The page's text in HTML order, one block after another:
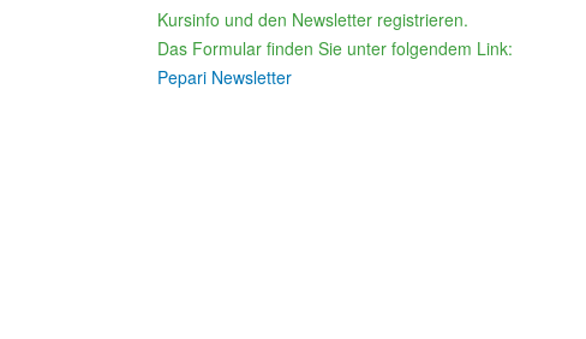
Kursinfo und den Newsletter registrieren.
Das Formular finden Sie unter folgendem Link:
Pepari Newsletter